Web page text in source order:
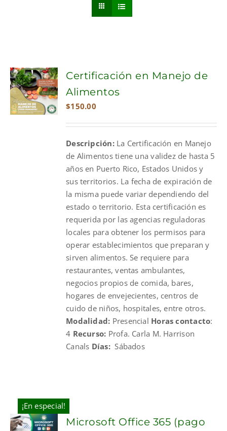
ADD TO
CART
Certificación en Manejo de
Alimentos
$150.00
Descripción: La Certificación en Manejo
de Alimentos tiene una validez de hasta 5
años en Puerto Rico, Estados Unidos y
sus territorios. La fecha de expiración de
la misma puede variar dependiendo del
estado o territorio. Esta certificación es
requerida por las agencias reguladoras
locales para obtener los permisos para
operar establecimientos que preparan y
sirven alimentos. Se requiere para
restaurantes, ventas ambulantes,
negocios propios de comida, bares,
hogares de envejecientes, centros de
cuido de niños, hospitales, entre otros.
Modalidad: Presencial Horas contacto:
4 Recurso: Profa. Carla M. Harrison
Canals Días:Sábados
¡En especial!
BUY
Microsoft Office 365 (pago